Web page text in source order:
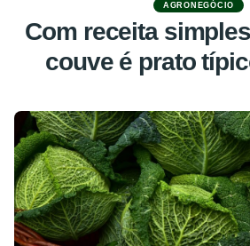
AGRONEGÓCIO
Com receita
couve é prato